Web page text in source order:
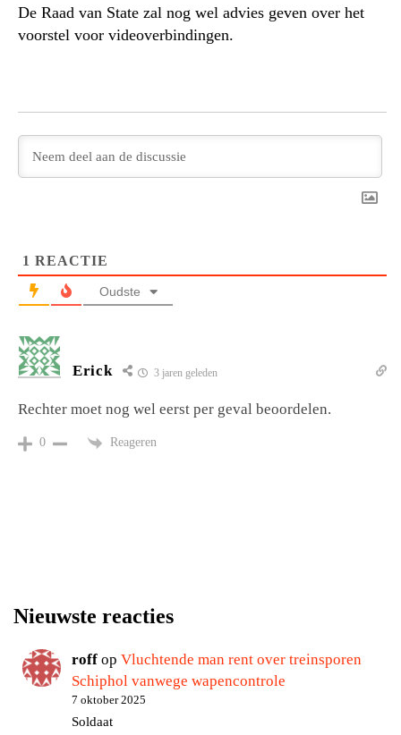
De Raad van State zal nog wel advies geven over het
voorstel voor videoverbindingen.
1 REACTIE
Oudste
Erick 3 jaren geleden
Rechter moet nog wel eerst per geval beoordelen.
0 Reageren
Nieuwste reacties
roff opVluchtende man rent over treinsporen
Schiphol vanwege wapencontrole
7 oktober 2025
Soldaat